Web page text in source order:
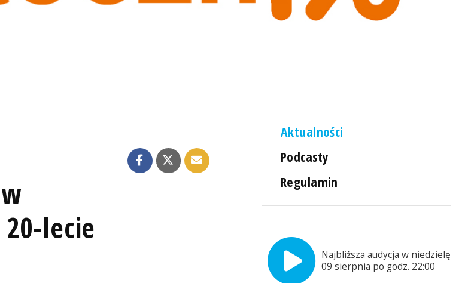
lecie
Aktualności
Podcasty
Regulamin
Najbliższa audycja w niedzielę,
09 sierpnia po godz. 22:00